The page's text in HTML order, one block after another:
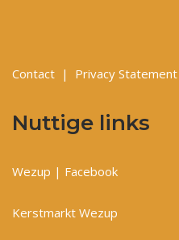
Contact | Privacy Statement
Nuttige links
Wezup | Facebook
Kerstmarkt Wezup